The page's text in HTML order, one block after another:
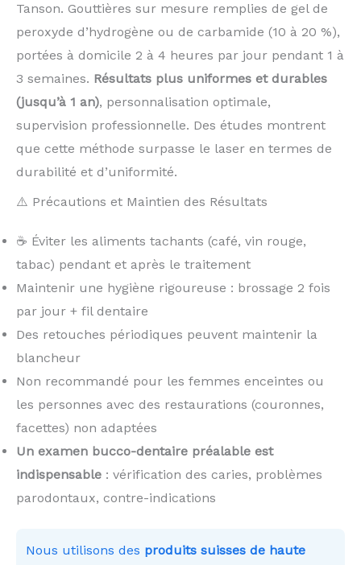
Tanson. Gouttières sur mesure remplies de gel de
peroxyde d’hydrogène ou de carbamide (10 à 20 %),
portées à domicile 2 à 4 heures par jour pendant 1 à
3 semaines. Résultats plus uniformes et durables
(jusqu’à 1 an), personnalisation optimale,
supervision professionnelle. Des études montrent
que cette méthode surpasse le laser en termes de
durabilité et d’uniformité.
⚠️ Précautions et Maintien des Résultats
☕ Éviter les aliments tachants (café, vin rouge,
tabac) pendant et après le traitement
Maintenir une hygiène rigoureuse : brossage 2 fois
par jour + fil dentaire
Des retouches périodiques peuvent maintenir la
blancheur
Non recommandé pour les femmes enceintes ou
les personnes avec des restaurations (couronnes,
facettes) non adaptées
Un examen bucco-dentaire préalable est
indispensable : vérification des caries, problèmes
parodontaux, contre-indications
Nous utilisons des produits suisses de haute